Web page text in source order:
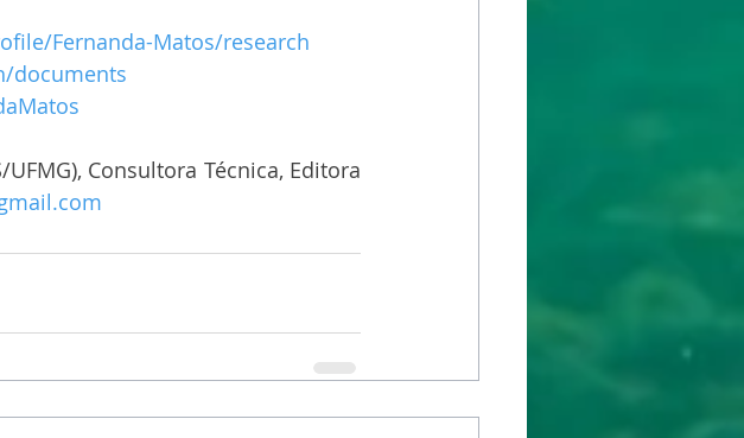
Fernanda-Matos/research
documents
Consultora Técnica, Editora